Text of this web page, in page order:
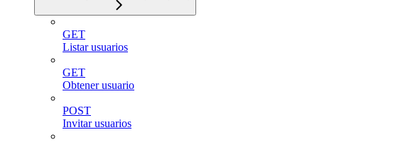
GET
Listar usuarios
GET
Obtener usuario
POST
Invitar usuarios